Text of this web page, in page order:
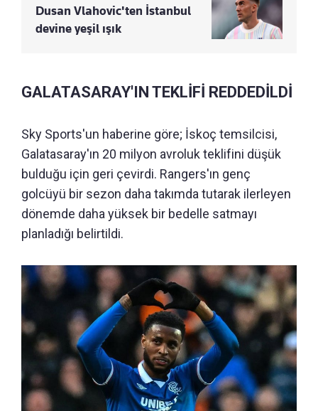
Dusan Vlahovic'ten İstanbul
devine yeşil ışık
GALATASARAY'IN TEKLİFİ REDDEDİLDİ
Sky Sports'un haberine göre; İskoç temsilcisi,
Galatasaray'ın 20 milyon avroluk teklifini düşük
bulduğu için geri çevirdi. Rangers'ın genç
golcüyü bir sezon daha takımda tutarak ilerleyen
dönemde daha yüksek bir bedelle satmayı
planladığı belirtildi.